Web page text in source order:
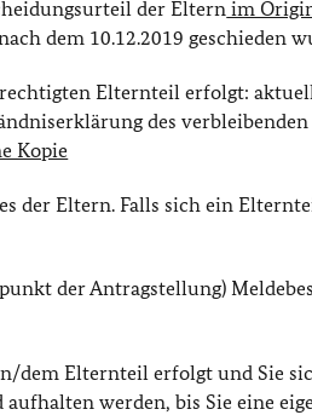
der Eltern im
dem 10.12.2019 geschieden
Elternteil erfolgt:
des
Kopie
der Eltern. Falls sich ein
der Antragstellung)
dem Elternteil erfolgt und Sie
werden, bis Sie eine